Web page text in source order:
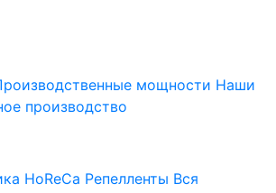
мощности Наши
производство
HoReCa Репелленты Вся